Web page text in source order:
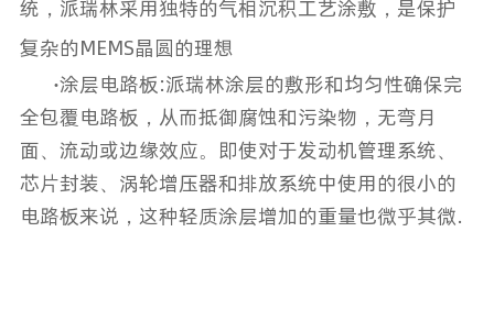
统，派瑞林采用独特的气相沉积工艺涂敷，是保护
复杂的MEMS晶圆的理想
·涂层电路板:派瑞林涂层的敷形和均匀性确保完
全包覆电路板，从而抵御腐蚀和污染物，无弯月
面、流动或边缘效应。即使对于发动机管理系统、
芯片封装、涡轮增压器和排放系统中使用的很小的
电路板来说，这种轻质涂层增加的重量也微乎其微.